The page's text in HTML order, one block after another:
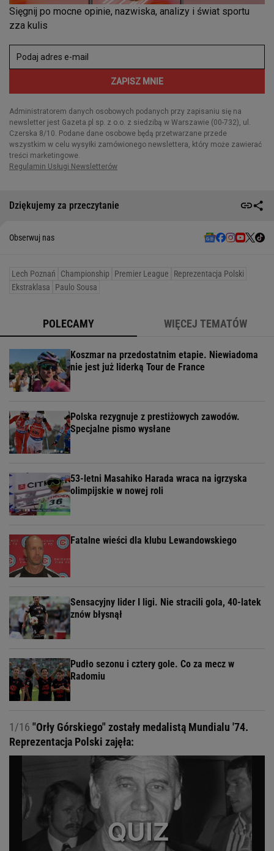
Dziękujemy za przeczytanie
Obserwuj nas
Lech Poznań Championship Premier League
Reprezentacja Polski
Ekstraklasa
Paulo Sousa
POLECAMY WIĘCEJ TEMATÓW
Koszmar na przedostatnim etapie. Niewiadoma
nie jest już liderką Tour de France
Polska rezygnuje z prestiżowych zawodów.
Specjalne pismo wysłane
53-letni Masahiko Harada wraca na igrzyska
olimpijskie w nowej roli
Fatalne wieści dla klubu Lewandowskiego
Sensacyjny lider I ligi. Nie stracili gola, 40-latek
znów błysnął
Pudło sezonu i cztery gole. Co za mecz w
Radomiu
1/16 "Orły Górskiego" zostały medalistą Mundialu '74.
Reprezentacja Polski zajęła: